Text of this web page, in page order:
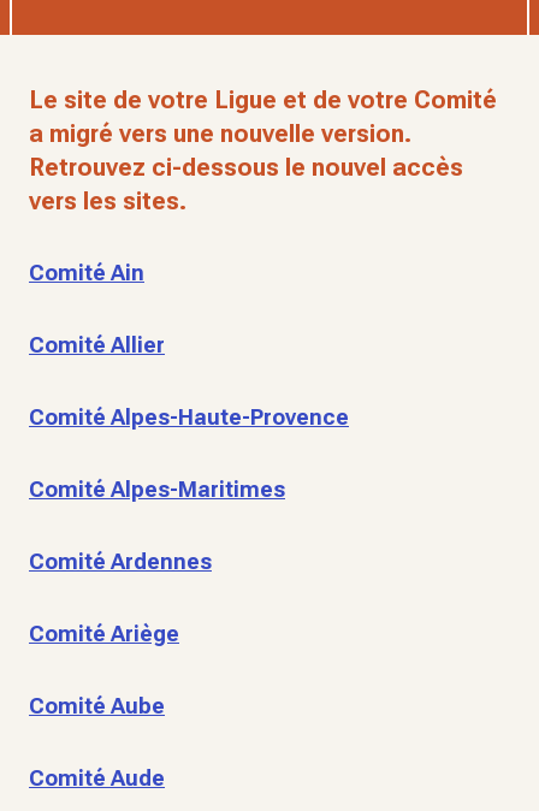
Le site de votre Ligue et de votre Comité
a migré vers une nouvelle version.
Retrouvez ci-dessous le nouvel accès
vers les sites.
Comité Ain
Comité Allier
Comité Alpes-Haute-Provence
Comité Alpes-Maritimes
Comité Ardennes
Comité Ariège
Comité Aube
Comité Aude